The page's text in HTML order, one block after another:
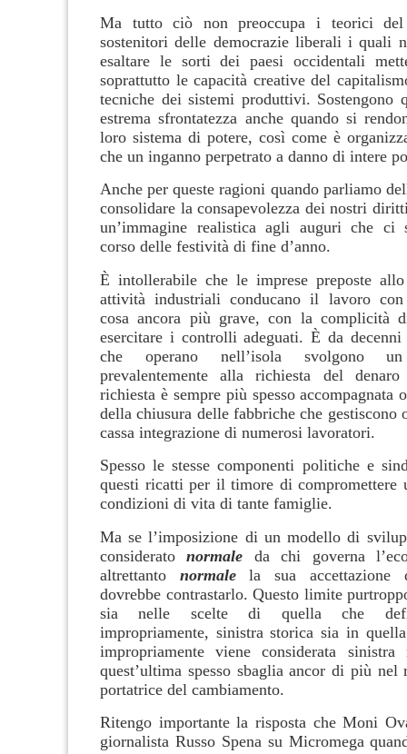
Ma tutto ciò non preoccupa i teorici
sostenitori delle democrazie liberali i quali
esaltare le sorti dei paesi occidentali
soprattutto le capacità creative del
tecniche dei sistemi produttivi. Sostengono
estrema sfrontatezza anche quando si
loro sistema di potere, così come è
che un inganno perpetrato a danno di intere
Anche per queste ragioni quando parliamo
consolidare la consapevolezza dei nostri
un’immagine realistica agli auguri che ci
corso delle festività di fine d’anno.
È intollerabile che le imprese preposte
attività industriali conducano il lavoro con
cosa ancora più grave, con la complicità
esercitare i controlli adeguati. È da
che operano nell’isola svolgono
prevalentemente alla richiesta del
richiesta è sempre più spesso accompagnata
della chiusura delle fabbriche che gestiscono
cassa integrazione di numerosi lavoratori.
Spesso le stesse componenti politiche e
questi ricatti per il timore di compromettere
condizioni di vita di tante famiglie.
Ma se l’imposizione di un modello di
consideratonormale da chi governa
altrettanto normalela sua accettazione
dovrebbe contrastarlo. Questo limite
sia nelle scelte di quella che
impropriamente, sinistra storica sia in
impropriamente viene considerata
quest’ultima spesso sbaglia ancor di più nel
portatrice del cambiamento.
Ritengo importante la risposta che Moni
giornalista Russo Spena su Micromega